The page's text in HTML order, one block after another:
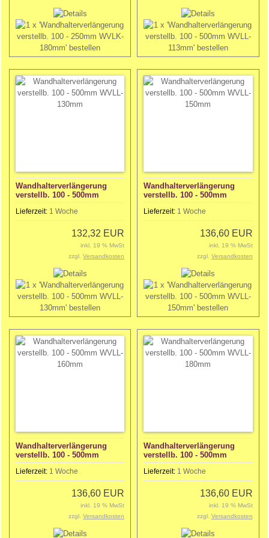
Wandhalterverlängerung
verstellb. 100 - 500mm
WVLL- 130mm
Lieferzeit: 1 Woche
132,32 EUR
inkl. 19 % MwSt
zzgl.Versandkosten
Wandhalterverlängerung
verstellb. 100 - 500mm
WVLL- 150mm
Lieferzeit: 1 Woche
136,60 EUR
inkl. 19 % MwSt
zzgl. Versandkosten
Wandhalterverlängerung
verstellb. 100 - 500mm
WVLL- 160mm
Lieferzeit: 1 Woche
136,60 EUR
inkl. 19 % MwSt
zzgl.Versandkosten
Wandhalterverlängerung
verstellb. 100 - 500mm
WVLL- 180mm
Lieferzeit: 1 Woche
136,60 EUR
inkl. 19 % MwSt
zzgl. Versandkosten